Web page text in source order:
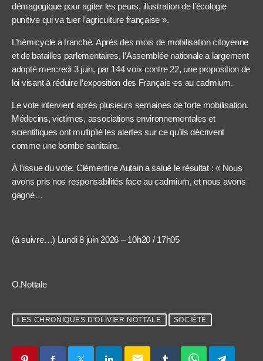
démagogique pour agiter les peurs, illustration de l’écologie
punitive qui va tuer l’agriculture française ».
L’hémicycle a tranché. Après des mois de mobilisation citoyenne
et de batailles parlementaires, l’Assemblée nationale a largement
adopté mercredi 3 juin, par 144 voix contre 22, une proposition de
loi visant à réduire l’exposition des Français·es au cadmium.
Le vote intervient après plusieurs semaines de forte mobilisation.
Médecins, victimes, associations environnementales et
scientifiques ont multiplié les alertes sur ce qu’ils décrivent
comme une bombe sanitaire.
À l’issue du vote, Clémentine Autain a salué le résultat : « Nous
avons pris nos responsabilités face au cadmium, et nous avons
gagné…
(à suivre…) Lundi 8 juin 2026 – 10h20 / 17h05
O.Nottale
LES CHRONIQUES D'OLIVIER NOTTALE SOCIÉTÉ